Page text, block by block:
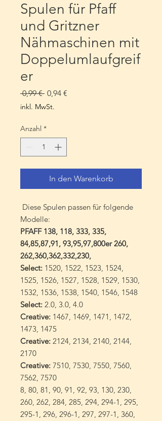
Spulen für Pfaff
und Gritzner
Nähmaschinen mit
Doppelumlaufgreif
er
0,99 € Standardpreis
0,94 €
inkl. MwSt.
Anzahl *
In den Warenkorb
Diese Spulen passen für folgende
Modelle:
PFAFF 138, 118, 333, 335,
84,85,87,91, 93,95,97,800er 260,
262,360,362,332,230,
Select: 1520, 1522, 1523, 1524,
1525, 1526, 1527, 1528, 1529, 1530,
1532, 1536, 1538, 1540, 1546, 1548
Select: 2.0, 3.0, 4.0
Creative: 1467, 1469, 1471, 1472,
1473, 1475
Creative: 2124, 2134, 2140, 2144,
2170
Creative: 7510, 7530, 7550, 7560,
7562, 7570
8, 80, 81, 90, 91, 92, 93, 130, 230,
260, 262, 284, 285, 294, 294-1, 295,
295-1, 296, 296-1, 297, 297-1, 360,